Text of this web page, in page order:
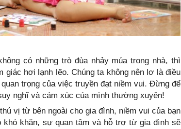
có những trò đùa nhảy múa trong nhà, thì
giác hơi lạnh lẽo. Chúng ta không nên lơ là điều
trọng của việc truyền đạt niềm vui. Đừng để
nghĩ và cảm xúc của mình thường xuyên!
vị từ bên ngoài cho gia đình, niềm vui của bạn
khăn, sự quan tâm và hỗ trợ từ gia đình sẽ